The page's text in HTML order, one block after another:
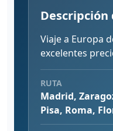
Viaje a Europa
excelentes
RUTA
Madrid,
Pisa, Roma,